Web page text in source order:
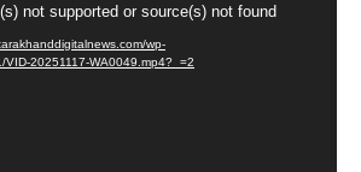
not supported or source(s) not found
wp-
20251117-WA0049.mp4?_=2